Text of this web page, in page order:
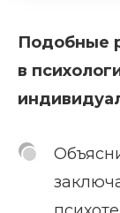
Подобные
в